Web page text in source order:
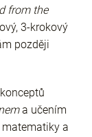
from the
3-krokový
později
a učením
a